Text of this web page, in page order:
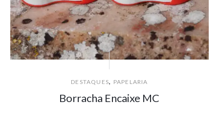
DESTAQUES, PAPELARIA
Borracha Encaixe MC